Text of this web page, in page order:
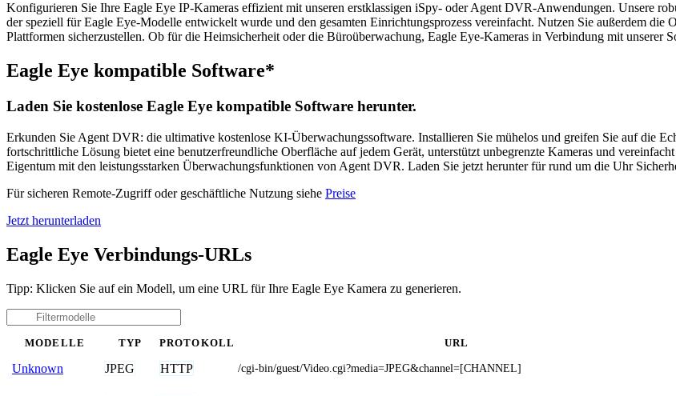
Konfigurieren Sie Ihre Eagle Eye IP-Kameras effizient mit unseren erstklassigen iSpy- oder Agent DVR-Anwendungen. Unsere
der speziell für Eagle Eye-Modelle entwickelt wurde und den gesamten Einrichtungsprozess vereinfacht. Nutzen Sie außerdem
Plattformen sicherzustellen. Ob für die Heimsicherheit oder die Büroüberwachung, Eagle Eye-Kameras in Verbindung mit unserer
Eagle Eye kompatible Software*
Laden Sie kostenlose Eagle Eye kompatible Software herunter.
Erkunden Sie Agent DVR: die ultimative kostenlose KI-Überwachungssoftware. Installieren Sie mühelos und greifen Sie auf die
fortschrittliche Lösung bietet eine benutzerfreundliche Oberfläche auf jedem Gerät, unterstützt unbegrenzte Kameras und
Eigentum mit den leistungsstarken Überwachungsfunktionen von Agent DVR. Laden Sie jetzt herunter für rund um die Uhr
Für sicheren Remote-Zugriff oder geschäftliche Nutzung siehe Preise
Jetzt herunterladen
Eagle Eye Verbindungs-URLs
Tipp: Klicken Sie auf ein Modell, um eine URL für Ihre Eagle Eye Kamera zu generieren.
MODELLE TYP PROTOKOLL URL
Unknown JPEG HTTP /cgi-bin/guest/Video.cgi?media=JPEG&channel=[CHANNEL]